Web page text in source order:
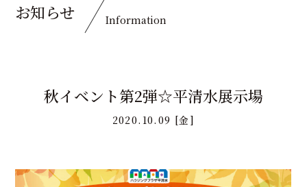
お知らせ Information
秋イベント第2弾☆平清水展示場
2020.10.09 [金]